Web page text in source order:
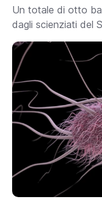
Un totale di otto
dagli scienziati del